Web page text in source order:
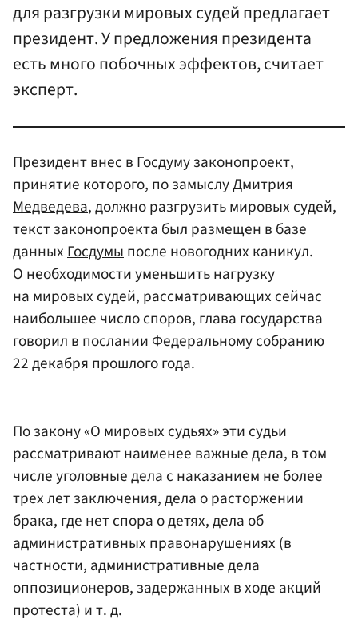
для разгрузки мировых судей предлагает
президент. У предложения президента
есть много побочных эффектов, считает
эксперт.
Президент внес в Госдуму законопроект,
принятие которого, по замыслу Дмитрия
Медведева, должно разгрузить мировых судей,
текст законопроекта был размещен в базе
данныхГосдумыпосле новогодних каникул.
О необходимости уменьшить нагрузку
на мировых судей, рассматривающих сейчас
наибольшее число споров, глава государства
говорил в послании Федеральному собранию
22 декабря прошлого года.
По закону «О мировых судьях» эти судьи
рассматривают наименее важные дела, в том
числе уголовные дела с наказанием не более
трех лет заключения, дела о расторжении
брака, где нет спора о детях, дела об
административных правонарушениях (в
частности, административные дела
оппозиционеров, задержанных в ходе акций
протеста) и т. д.